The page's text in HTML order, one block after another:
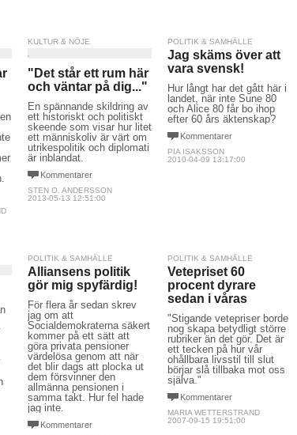
KULTUR & NÖJE
"Det står ett rum här
och väntar på dig..."
En spännande skildring av
ett historiskt och politiskt
skeende som visar hur litet
ett människoliv är värt om
utrikespolitik och diplomati
är inblandat.
Kommentarer
STEN O. ANDERSSON
2013-05-13 12:51:00
POLITIK & SAMHÄLLE
Jag skäms över att
vara svensk!
Hur långt har det gått här i
landet, när inte Sune 80
och Alice 80 får bo ihop
efter 60 års äktenskap?
Kommentarer
PIA ISAKSSON
2010-04-09 13:17:00
POLITIK & SAMHÄLLE
Alliansens politik
gör mig spyfärdig!
För flera år sedan skrev
jag om att
Socialdemokraterna säkert
kommer på ett sätt att
göra privata pensioner
värdelösa genom att när
det blir dags att plocka ut
dem försvinner den
allmänna pensionen i
samma takt. Hur fel hade
jag inte.
Kommentarer
POLITIK & SAMHÄLLE
Vetepriset 60
procent dyrare
sedan i våras
"Stigande vetepriser borde
nog skapa betydligt större
rubriker än det gör. Det är
ett tecken på hur vår
ohållbara livsstil till slut
börjar slå tillbaka mot oss
själva."
Kommentarer
MARIA WETTERSTRAND
2007-09-15 19:51:00